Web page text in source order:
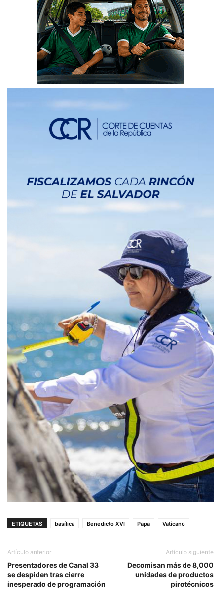
ETIQUETAS basílica Benedicto XVI Papa Vaticano
Artículo anterior
Presentadores de Canal 33
se despiden tras cierre
inesperado de programación
Artículo siguiente
Decomisan más de 8,000
unidades de productos
pirotécnicos